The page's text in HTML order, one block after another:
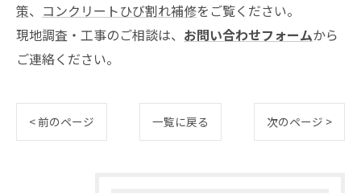
策、 コンクリートひび割れ補修をご覧ください。
現地調査・工事のご相談は、 お問い合わせフォームから
ご連絡ください。
< 前のページ 一覧に戻る 次のページ >